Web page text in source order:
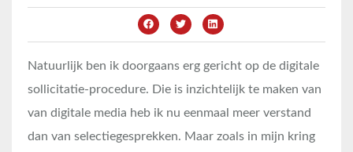
Natuurlijk ben ik doorgaans erg gericht op de digitale
sollicitatie-procedure. Die is inzichtelijk te maken van
van digitale media heb ik nu eenmaal meer verstand
dan van selectiegesprekken. Maar zoals in mijn kring